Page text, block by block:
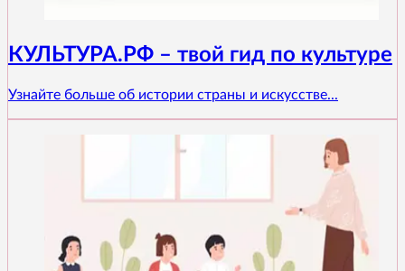
КУЛЬТУРА.РФ – твой гид по культуре
Узнайте больше об истории страны и искусстве...